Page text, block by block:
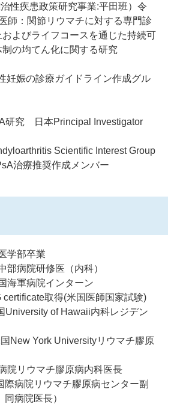
性疾患政策研究事業:平田班）令
師：関節リウマチに対する専門診
よびライフコースを通じた持続可
の均てん化に関する研究
妊娠の診療ガイドライン作成グル
研究 日本Principal Investigator
Scientific Interest Group
治療推奨作成メンバー
学部卒業
部病院研修医（内科）
海軍病院インターン
取得(米国医師国家試験)
University of Hawaii内科レジデン
New York Universityリウマチ膠原
院リウマチ膠原病内科医長
病院リウマチ膠原病センター副
病院医長）